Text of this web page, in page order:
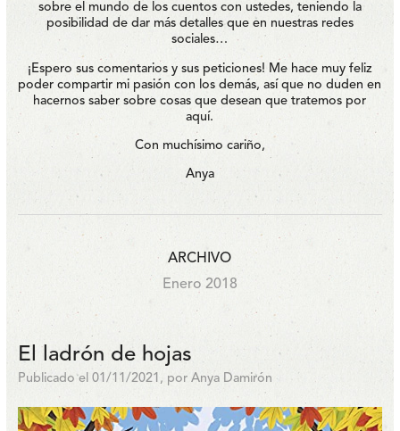
sobre el mundo de los cuentos con ustedes, teniendo la
posibilidad de dar más detalles que en nuestras redes
sociales…
¡Espero sus comentarios y sus peticiones! Me hace muy feliz
poder compartir mi pasión con los demás, así que no duden en
hacernos saber sobre cosas que desean que tratemos por
aquí.
Con muchísimo cariño,
Anya
ARCHIVO
Enero 2018
El ladrón de hojas
Publicado el 01/11/2021, por Anya Damirón